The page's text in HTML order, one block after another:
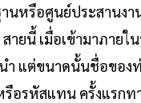
หรือศูนย์ประสานงา
สายนี้ เมื่อเข้ามาภา
แต่ขนาดนั้นชื่อของ
อรหัสแทน ครั้งแรกท